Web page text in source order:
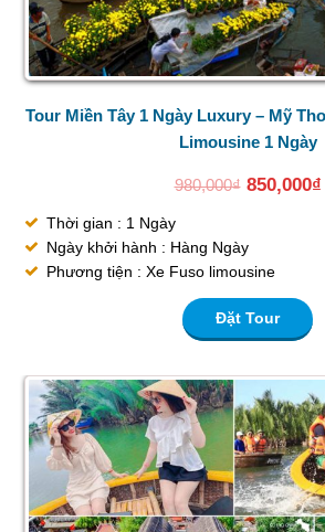
Tour Miền Tây 1 Ngày Luxury – Mỹ
Limousine 1 Ngày
980,000₫ 850,000₫
Thời gian : 1 Ngày
Ngày khởi hành : Hàng Ngày
Phương tiện : Xe Fuso limousine
Đặt Tour